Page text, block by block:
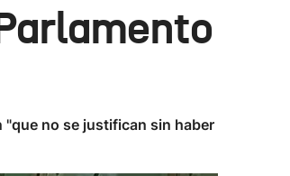
Lo último
"que no se justifican sin haber